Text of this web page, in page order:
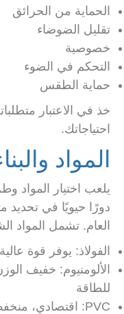
الحماية من الحرائق
تقليل الضوضاء
خصوصية
التحكم في الضوء
حماية الطقس
خذ في الاعتبار
احتياجاتك.
المواد
يلعب اختيار المواد
دورًا حيويًا في تحديد
العام. تشمل المواد
الفولاذ: يوفر قوة
الألومنيوم: خفيف
للطاقة
PVC: اقتصادي، منخفض الصيانة، وسهل التشغيل